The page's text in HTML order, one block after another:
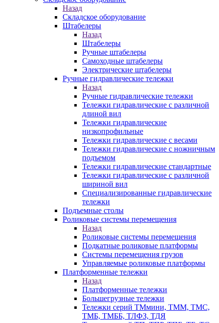
Назад
Складское оборудование
Штабелеры
Назад
Штабелеры
Ручные штабелеры
Самоходные штабелеры
Электрические штабелеры
Ручные гидравлические тележки
Назад
Ручные гидравлические тележки
Тележки гидравлические с различной
длиной вил
Тележки гидравлические
низкопрофильные
Тележки гидравлические с весами
Тележки гидравлические с ножничным
подъемом
Тележки гидравлические стандартные
Тележки гидравлические с различной
шириной вил
Специализированные гидравлические
тележки
Подъемные столы
Роликовые системы перемещения
Назад
Роликовые системы перемещения
Подкатные роликовые платформы
Системы перемещения грузов
Управляемые роликовые платформы
Платформенные тележки
Назад
Платформенные тележки
Большегрузные тележки
Тележки серий ТМмини, ТММ, ТМС,
ТМБ, ТМББ, ТЛФЗ, ТДЯ